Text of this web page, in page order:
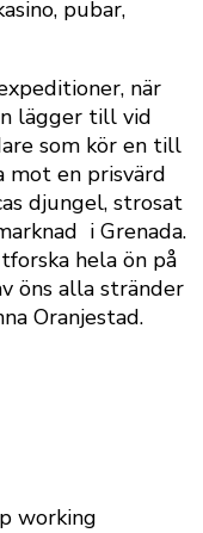
pubar,
när
lägger till vid
som kör en till
mot en prisvärd
djungel, strosat
i Grenada.
hela ön på
öns alla stränder
Oranjestad.